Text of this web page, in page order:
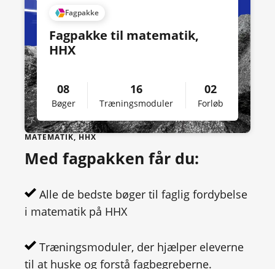
Fagpakke
Fagpakke til matematik,
HHX
08
Bøger
16
Træningsmoduler
02
Forløb
MATEMATIK, HHX
Med fagpakken får du:
Alle de bedste bøger til faglig fordybelse
i matematik på HHX
Træningsmoduler, der hjælper eleverne
til at huske og forstå fagbegreberne.